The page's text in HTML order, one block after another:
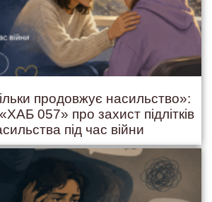
продовжує насильство»:
057» про захист підлітків
під час війни